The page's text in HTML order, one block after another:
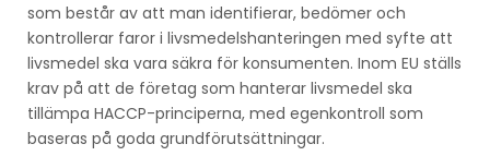
som består av att man identifierar, bedömer och
kontrollerar faror i livsmedelshanteringen med syfte att
livsmedel ska vara säkra för konsumenten. Inom EU ställs
krav på att de företag som hanterar livsmedel ska
tillämpa HACCP-principerna, med egenkontroll som
baseras på goda grundförutsättningar.